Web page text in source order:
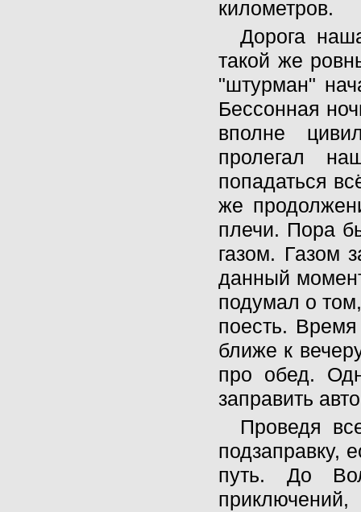
километров.
Дорога
такой же
"штурман"
Бессонная
вполне
пролегал
попадаться
же
плечи. Пора
газом. Газом
данный
подумал о
поесть.
ближе к
про обед.
заправить
Проведя
подзаправку,
путь. До